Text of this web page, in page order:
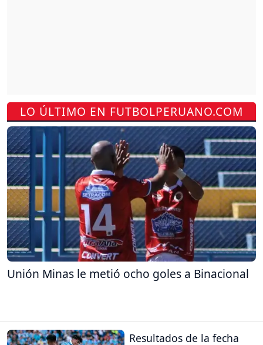
LO ÚLTIMO EN FUTBOLPERUANO.COM
Unión Minas le metió ocho goles a Binacional
Resultados de la fecha